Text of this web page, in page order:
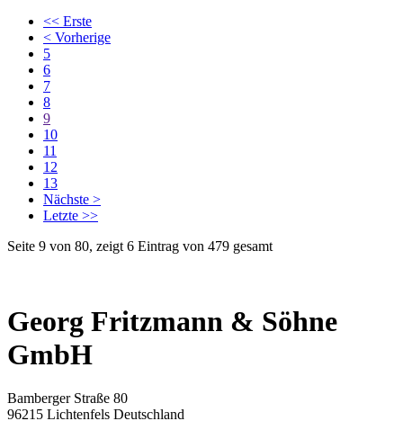
<< Erste
< Vorherige
5
6
7
8
9
10
11
12
13
Nächste >
Letzte >>
Seite 9 von 80, zeigt 6 Eintrag von 479 gesamt
Georg Fritzmann & Söhne
GmbH
Bamberger Straße 80
96215 Lichtenfels Deutschland